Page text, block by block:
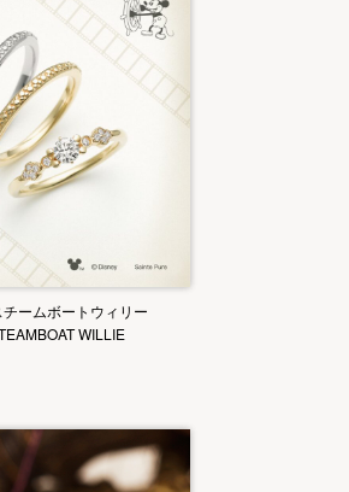
ームボートウィリー
WILLIE